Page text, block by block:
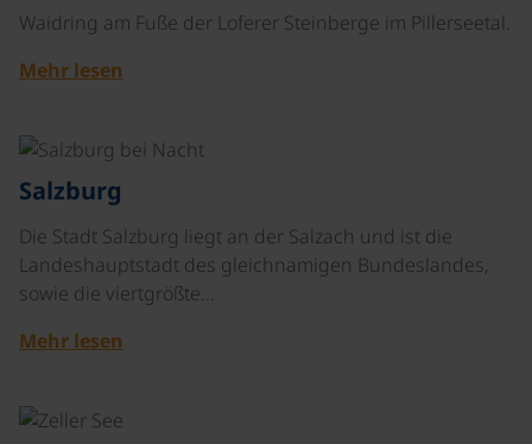
Waidring am Fuße der Loferer Steinberge im Pillerseetal.
Mehr lesen
Salzburg
Die Stadt Salzburg liegt an der Salzach und ist die
Landeshauptstadt des gleichnamigen Bundeslandes,
sowie die viertgrößte…
Mehr lesen